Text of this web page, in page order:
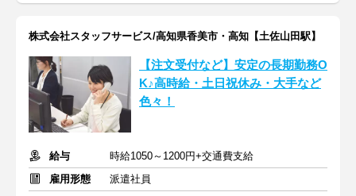
株式会社スタッフサービス/高知県香美市・高知【土佐山田駅】
【注文受付など】安定の長期勤務O
K♪高時給・土日祝休み・大手など
色々！
給与
時給1050～1200円+交通費支給
雇用形態
派遣社員